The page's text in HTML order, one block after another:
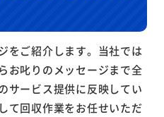
をご紹介します。当社では
お叱りのメッセージまで全
サービス提供に反映してい
て回収作業をお任せいただ